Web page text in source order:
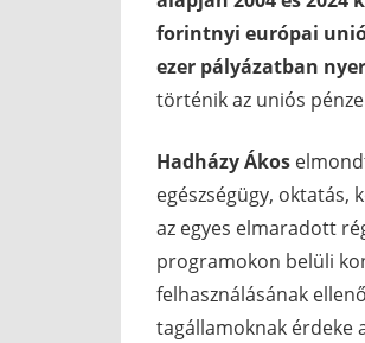
forintnyi európai
ezer pályázatban
történik az uniós
Hadházy Ákos
egészségügy, oktatás,
az egyes elmaradott
programokon belüli
felhasználásának
tagállamoknak érdeke